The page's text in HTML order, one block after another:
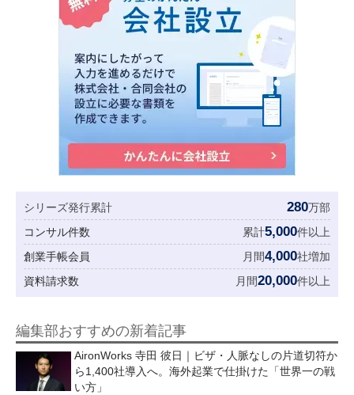
シリーズ発行累計 280万部
コンサル件数
累計5,000件以上
創業手帳会員
月間4,000社増加
資料請求数
月間20,000件以上
編集部おすすめの新着記事
AironWorks 寺田 彼日｜ビザ・人脈なしの片道切符か
ら1,400社導入へ。海外起業で仕掛けた「世界一の戦
い方」